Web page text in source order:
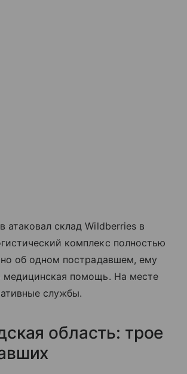
атаковал склад Wildberries в
комплекс полностью
об одном пострадавшем, ему
медицинская помощь. На месте
службы.
область: трое